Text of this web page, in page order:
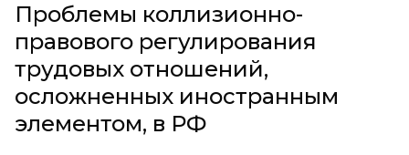
Проблемы коллизионно-
правового регулирования
трудовых отношений,
осложненных иностранным
элементом, в РФ